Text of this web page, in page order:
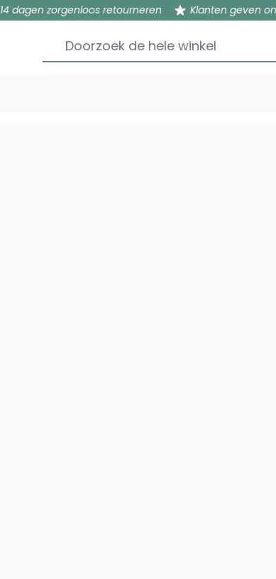
14 dagen zorgenloos retourneren Klanten geven
Doorzoek de hele winkel